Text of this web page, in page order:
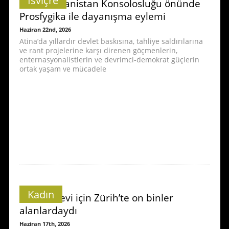
Zürih Yunanistan Konsolosluğu önünde
Prosfygika ile dayanışma eylemi
Haziran 22nd, 2026
Atina’da yıllardır devlet baskısına, tahliye saldırılarına
ve rant projelerine karşı direnen göçmenlerin,
enternasyonalistlerin ve devrimci-demokrat güçlerin
ortak yaşam ve mücadele
Kadın
Kadın Grevi için Zürih’te on binler
alanlardaydı
Haziran 17th, 2026